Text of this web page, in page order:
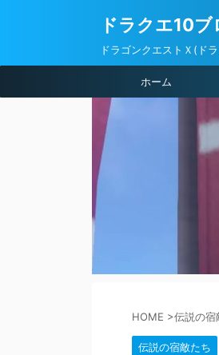
ドラクエ10
ドラゴンクエストＸ(ド
ホーム
HOME >伝説の宿
伝説の宿敵たち